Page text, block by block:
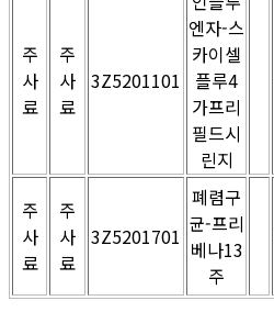
주
사
료
주
사
료
3Z5201101
엔자-스
카이셀
플루4
가프리
필드시
린지
주
사
료
주
사
료
3Z5201701
폐렴구
균-프리
베나13
주